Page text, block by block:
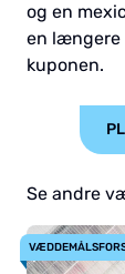
og en
en længere
kuponen.
Se andre